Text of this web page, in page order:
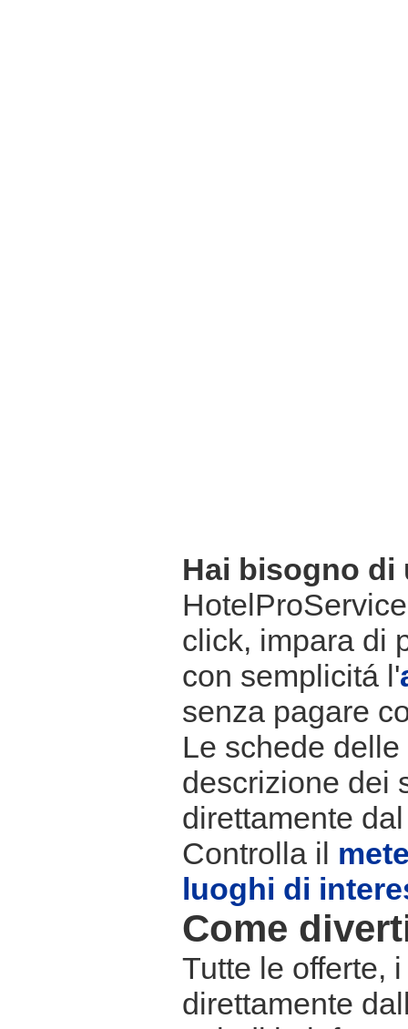
Hai bisogno di
click, impara di
con semplicitá l'
senza pagare
Le schede
descrizione dei
direttamente
Controlla il
luoghi di
Come
Tutte le offerte,
direttamente